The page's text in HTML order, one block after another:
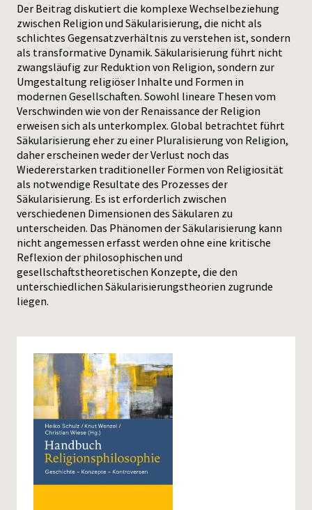
Publications
Media
Press
Der Beitrag diskutiert die komplexe Wechselbeziehung
zwischen Religion und Säkularisierung, die nicht als
schlichtes Gegensatzverhältnis zu verstehen ist, sondern
als transformative Dynamik. Säkularisierung führt nicht
zwangsläufig zur Reduktion von Religion, sondern zur
Umgestaltung religiöser Inhalte und Formen in
modernen Gesellschaften. Sowohl lineare Thesen vom
Verschwinden wie von der Renaissance der Religion
erweisen sich als unterkomplex. Global betrachtet führt
Säkularisierung eher zu einer Pluralisierung von Religion,
daher erscheinen weder der Verlust noch das
Wiedererstarken traditioneller Formen von Religiosität
als notwendige Resultate des Prozesses der
Säkularisierung. Es ist erforderlich zwischen
verschiedenen Dimensionen des Säkularen zu
unterscheiden. Das Phänomen der Säkularisierung kann
nicht angemessen erfasst werden ohne eine kritische
Reflexion der philosophischen und
gesellschaftstheoretischen Konzepte, die den
unterschiedlichen Säkularisierungstheorien zugrunde
liegen.